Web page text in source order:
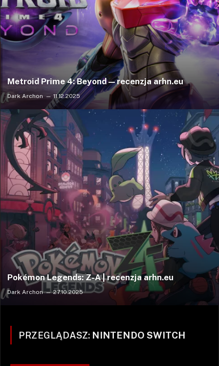
Metroid Prime 4: Beyond — recenzja arhn.eu
Dark Archon 11.12.2025
Pokémon Legends: Z-A | recenzja arhn.eu
Dark Archon 27.10.2025
PRZEGLĄDASZ: NINTENDO SWITCH